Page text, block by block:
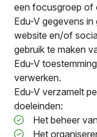
een focusgroep of
Edu-V gegevens
website en/of
gebruik te maken
Edu-V
verwerken.
Edu-V verzamelt
doeleinden:
Het beheer
Het